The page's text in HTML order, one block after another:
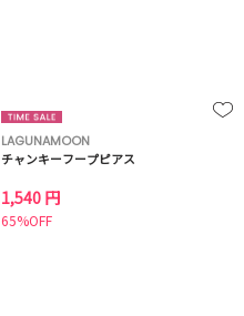
LAGUNAMOON
チャンキーフープピアス
1,540 円
65%OFF